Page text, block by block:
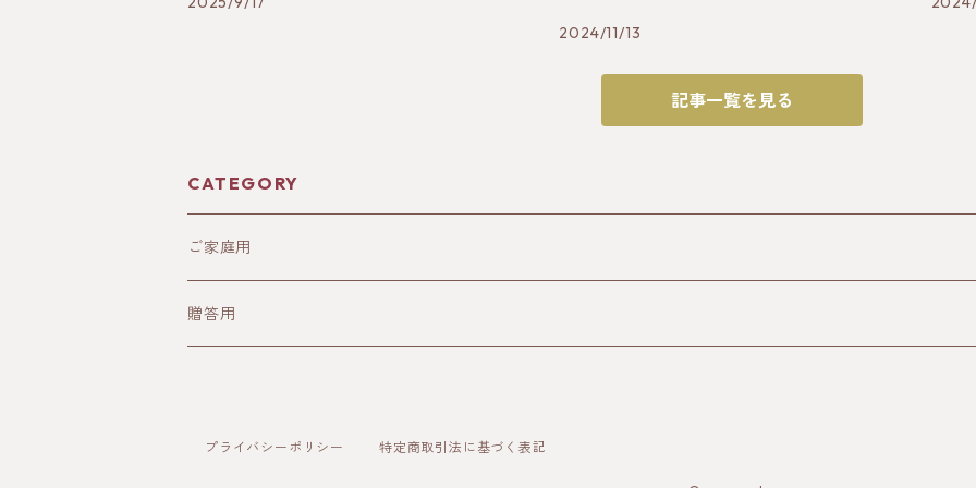
2024/11/13
記事一覧を見る
CATEGORY
ご家庭用
こしいぶき
白米
玄米
贈答用
こしいぶき
プライバシーポリシー 特定商取引法に基づく表記